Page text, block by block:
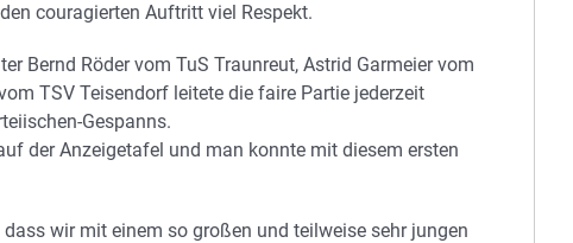
couragierten Auftritt viel Respekt.
Bernd Röder vom TuS Traunreut, Astrid Garmeier vom
TSV Teisendorf leitete die faire Partie jederzeit
Gespanns.
der Anzeigetafel und man konnte mit diesem ersten
wir mit einem so großen und teilweise sehr jungen